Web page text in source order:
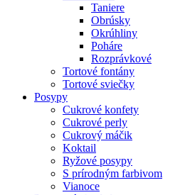
Taniere
Obrúsky
Okrúhliny
Poháre
Rozprávkové
Tortové fontány
Tortové sviečky
Posypy
Cukrové konfety
Cukrové perly
Cukrový máčik
Koktail
Ryžové posypy
S prírodným farbivom
Vianoce